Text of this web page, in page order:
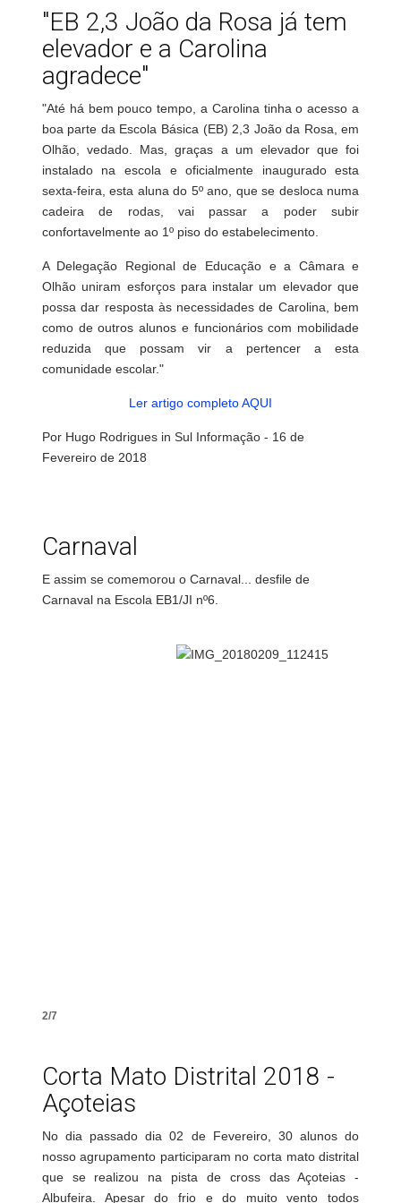
"EB 2,3 João da Rosa já tem
elevador e a Carolina
agradece"
"Até há bem pouco tempo, a Carolina tinha o acesso a
boa parte da Escola Básica (EB) 2,3 João da Rosa, em
Olhão, vedado. Mas, graças a um elevador que foi
instalado na escola e oficialmente inaugurado esta
sexta-feira, esta aluna do 5º ano, que se desloca numa
cadeira de rodas, vai passar a poder subir
confortavelmente ao 1º piso do estabelecimento.
A Delegação Regional de Educação e a Câmara e
Olhão uniram esforços para instalar um elevador que
possa dar resposta às necessidades de Carolina, bem
como de outros alunos e funcionários com mobilidade
reduzida que possam vir a pertencer a esta
comunidade escolar."
Ler artigo completo AQUI
Por Hugo Rodrigues in Sul Informação - 16 de
Fevereiro de 2018
Carnaval
E assim se comemorou o Carnaval... desfile de
Carnaval na Escola EB1/JI nº6.
2/7
Corta Mato Distrital 2018 -
Açoteias
No dia passado dia 02 de Fevereiro, 30 alunos do
nosso agrupamento participaram no corta mato distrital
que se realizou na pista de cross das Açoteias -
Albufeira. Apesar do frio e do muito vento todos